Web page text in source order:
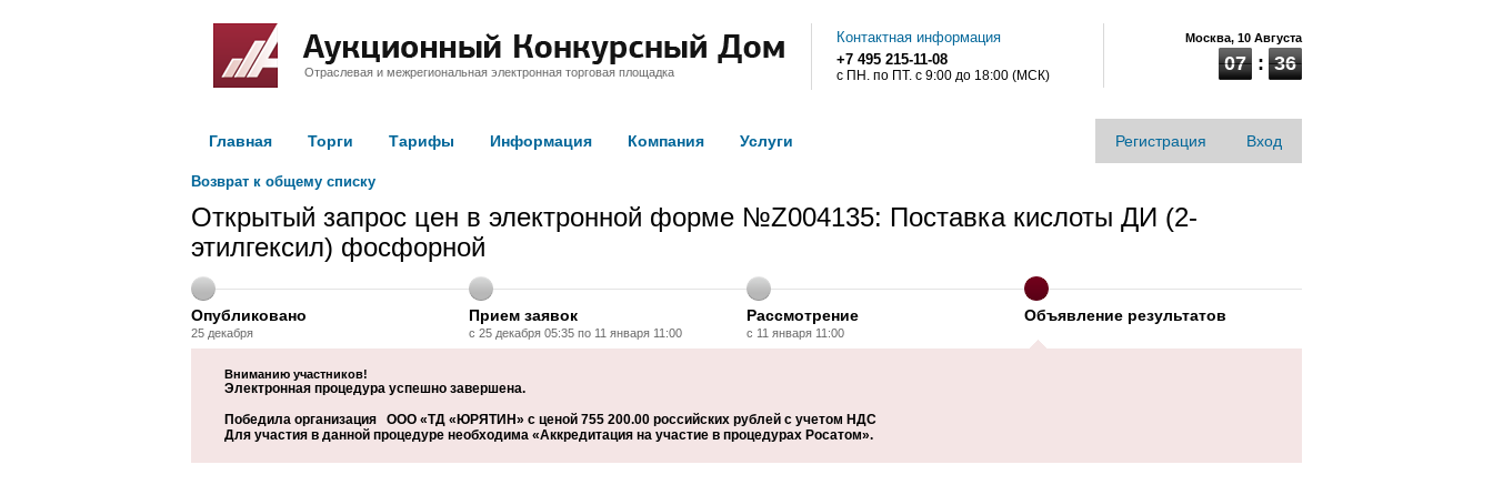
Отраслевая и межрегиональная электронная торговая площадка
Контактная информация
+7 495 215-11-08
с ПН. по ПТ. с 9:00 до 18:00 (МСК)
Москва, 10 Августа
36
07
Главная Торги Тарифы Информация Компания Услуги Регистрация Вход
Возврат к общему списку
Открытый запрос цен в электронной форме №Z004135: Поставка кислоты ДИ (2-
этилгексил) фосфорной
Опубликовано
25 декабря
Прием заявок
с 25 декабря 05:35 по 11 января 11:00
Рассмотрение
с 11 января 11:00
Объявление результатов
Вниманию участников!
Электронная процедура успешно завершена.
Победила организация ООО «ТД «ЮРЯТИН» с ценой 755 200.00 российских рублей с учетом НДС
Для участия в данной процедуре необходима «Аккредитация на участие в процедурах Росатом».